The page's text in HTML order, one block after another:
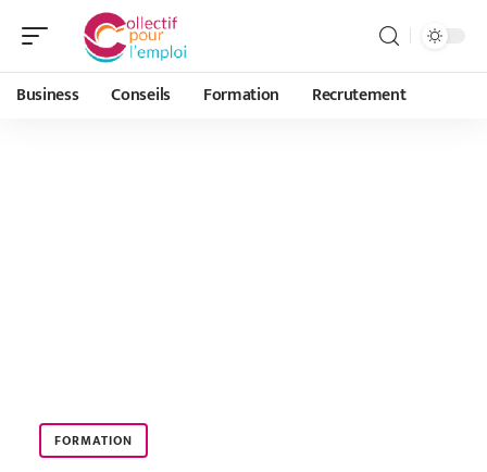
Business Conseils Formation Recrutement
FORMATION